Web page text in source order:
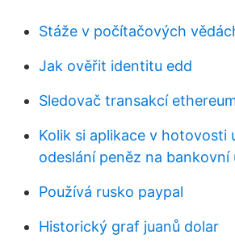
Stáže v počítačových
Jak ověřit identitu edd
Sledovač transakcí
Kolik si aplikace v hotovosti
odeslání peněz na bankovní
Používá rusko paypal
Historický graf juanů dolar